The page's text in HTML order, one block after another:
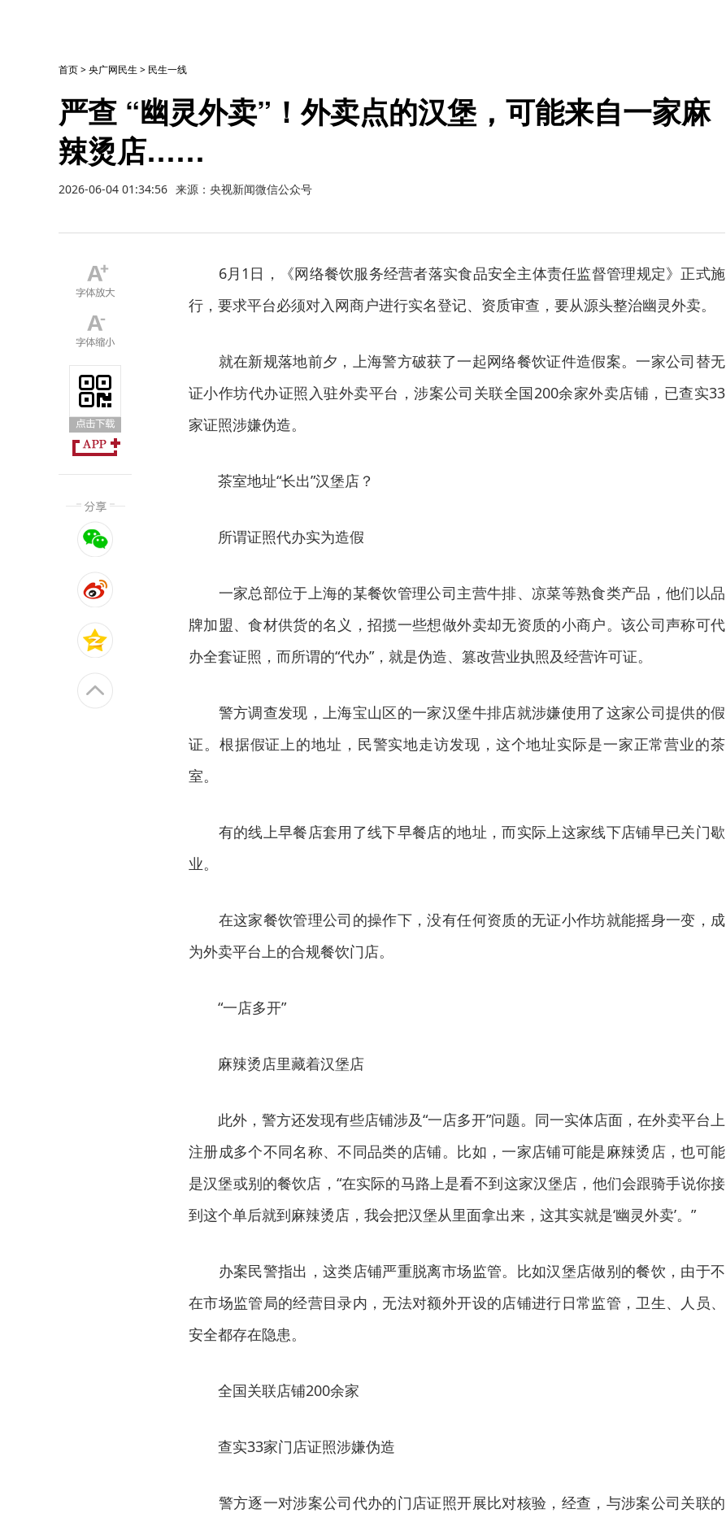
首页>央广网民生 > 民生一线
严查 “幽灵外卖”！外卖点的汉堡，可能来自一家麻
辣烫店……
2026-06-04 01:34:56 来源：央视新闻微信公众号
6月1日，《网络餐饮服务经营者落实食品安全主体责任监督管理规定》正式施
行，要求平台必须对入网商户进行实名登记、资质审查，要从源头整治幽灵外卖。
就在新规落地前夕，上海警方破获了一起网络餐饮证件造假案。一家公司替无
证小作坊代办证照入驻外卖平台，涉案公司关联全国200余家外卖店铺，已查实33
家证照涉嫌伪造。
茶室地址“长出”汉堡店？
所谓证照代办实为造假
一家总部位于上海的某餐饮管理公司主营牛排、凉菜等熟食类产品，他们以品
牌加盟、食材供货的名义，招揽一些想做外卖却无资质的小商户。该公司声称可代
办全套证照，而所谓的“代办”，就是伪造、篡改营业执照及经营许可证。
警方调查发现，上海宝山区的一家汉堡牛排店就涉嫌使用了这家公司提供的假
证。根据假证上的地址，民警实地走访发现，这个地址实际是一家正常营业的茶
室。
有的线上早餐店套用了线下早餐店的地址，而实际上这家线下店铺早已关门歇
业。
在这家餐饮管理公司的操作下，没有任何资质的无证小作坊就能摇身一变，成
为外卖平台上的合规餐饮门店。
“一店多开”
麻辣烫店里藏着汉堡店
此外，警方还发现有些店铺涉及“一店多开”问题。同一实体店面，在外卖平台上
注册成多个不同名称、不同品类的店铺。比如，一家店铺可能是麻辣烫店，也可能
是汉堡或别的餐饮店，“在实际的马路上是看不到这家汉堡店，他们会跟骑手说你接
到这个单后就到麻辣烫店，我会把汉堡从里面拿出来，这其实就是‘幽灵外卖’。”
办案民警指出，这类店铺严重脱离市场监管。比如汉堡店做别的餐饮，由于不
在市场监管局的经营目录内，无法对额外开设的店铺进行日常监管，卫生、人员、
安全都存在隐患。
全国关联店铺200余家
查实33家门店证照涉嫌伪造
警方逐一对涉案公司代办的门店证照开展比对核验，经查，与涉案公司关联的